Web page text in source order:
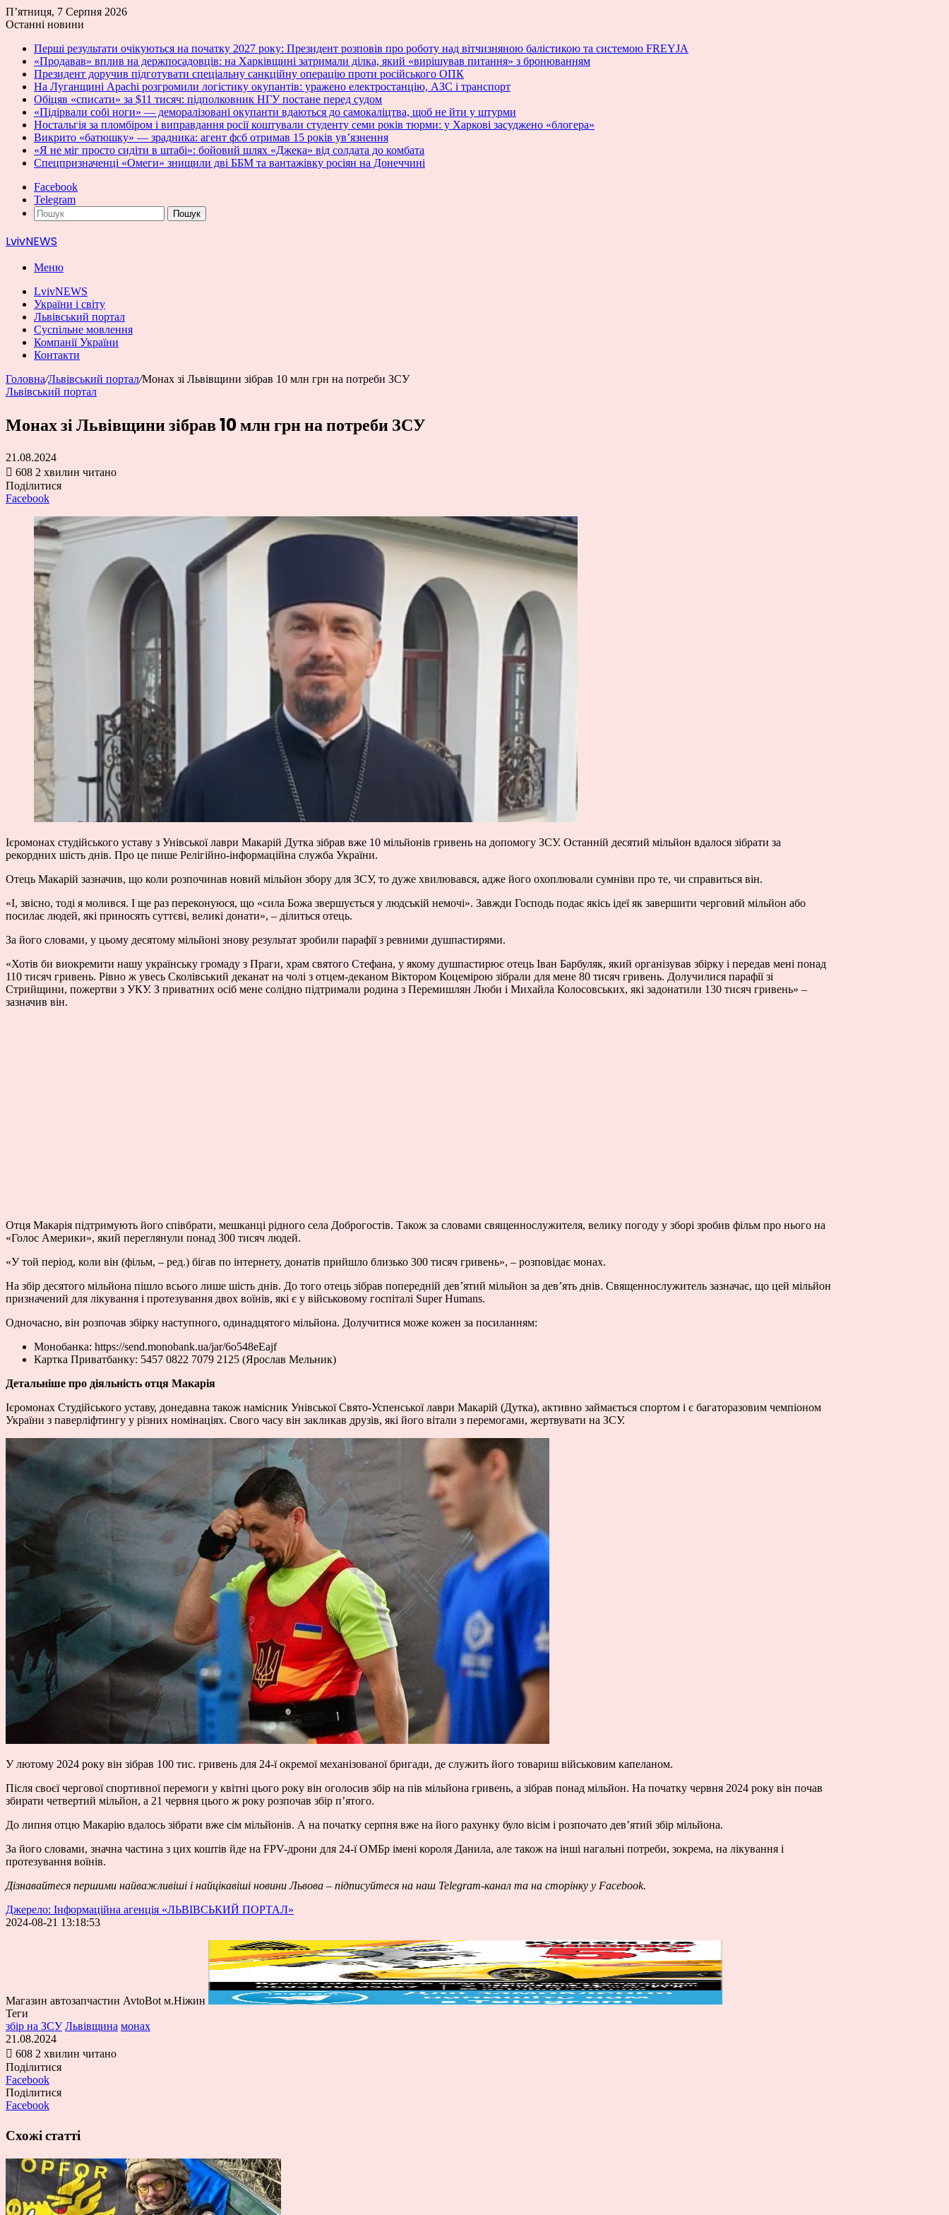
П’ятниця, 7 Серпня 2026
Останні новини
Перші результати очікуються на початку 2027 року: Президент розповів про роботу над вітчизняною балістикою та системою FREYJA
«Продавав» вплив на держпосадовців: на Харківщині затримали ділка, який «вирішував питання» з бронюванням
Президент доручив підготувати спеціальну санкційну операцію проти російського ОПК
На Луганщині Apachi розгромили логістику окупантів: уражено електростанцію, АЗС і транспорт
Обіцяв «списати» за $11 тисяч: підполковник НГУ постане перед судом
«Підірвали собі ноги» — деморалізовані окупанти вдаються до самокаліцтва, щоб не йти у штурми
Ностальгія за пломбіром і виправдання росії коштували студенту семи років тюрми: у Харкові засуджено «блогера»
Викрито «батюшку» — зрадника: агент фсб отримав 15 років ув’язнення
«Я не міг просто сидіти в штабі»: бойовий шлях «Джека» від солдата до комбата
Спецпризначенці «Омеги» знищили дві ББМ та вантажівку росіян на Донеччині
Facebook
Telegram
Пошук
LvivNEWS
Меню
LvivNEWS
України і світу
Львівський портал
Суспільне мовлення
Компанії України
Контакти
Головна/Львівський портал/Монах зі Львівщини зібрав 10 млн грн на потреби ЗСУ
Львівський портал
Монах зі Львівщини зібрав 10 млн грн на потреби ЗСУ
21.08.2024
608 2 хвилин читано
Поділитися
Facebook
Ієромонах студійського уставу з Унівської лаври Макарій Дутка зібрав вже 10 мільйонів гривень на допомогу ЗСУ. Останній десятий мільйон вдалося зібрати за
рекордних шість днів. Про це пише Релігійно-інформаційна служба України.
Отець Макарій зазначив, що коли розпочинав новий мільйон збору для ЗСУ, то дуже хвилювався, адже його охоплювали сумніви про те, чи справиться він.
«І, звісно, тоді я молився. І ще раз переконуюся, що «сила Божа звершується у людській немочі». Завжди Господь подає якісь ідеї як завершити черговий мільйон або
посилає людей, які приносять суттєві, великі донати», – ділиться отець.
За його словами, у цьому десятому мільйоні знову результат зробили парафії з ревними душпастирями.
«Хотів би виокремити нашу українську громаду з Праги, храм святого Стефана, у якому душпастирює отець Іван Барбуляк, який організував збірку і передав мені понад
110 тисяч гривень. Рівно ж увесь Сколівський деканат на чолі з отцем-деканом Віктором Коцемірою зібрали для мене 80 тисяч гривень. Долучилися парафії зі
Стрийщини, пожертви з УКУ. З приватних осіб мене солідно підтримали родина з Перемишлян Люби і Михайла Колосовських, які задонатили 130 тисяч гривень» –
зазначив він.
Отця Макарія підтримують його співбрати, мешканці рідного села Доброгостів. Також за словами священнослужителя, велику погоду у зборі зробив фільм про нього на
«Голос Америки», який переглянули понад 300 тисяч людей.
«У той період, коли він (фільм, – ред.) бігав по інтернету, донатів прийшло близько 300 тисяч гривень», – розповідає монах.
На збір десятого мільйона пішло всього лише шість днів. До того отець зібрав попередній дев’ятий мільйон за дев’ять днів. Священнослужитель зазначає, що цей мільйон
призначений для лікування і протезування двох воїнів, які є у військовому госпіталі Super Humans.
Одночасно, він розпочав збірку наступного, одинадцятого мільйона. Долучитися може кожен за посиланням:
Монобанка: https://send.monobank.ua/jar/6o548eEajf
Картка Приватбанку: 5457 0822 7079 2125 (Ярослав Мельник)
Детальніше про діяльність отця Макарія
Ієромонах Студійського уставу, донедавна також намісник Унівської Свято-Успенської лаври Макарій (Дутка), активно займається спортом і є багаторазовим чемпіоном
України з паверліфтингу у різних номінаціях. Свого часу він закликав друзів, які його вітали з перемогами, жертвувати на ЗСУ.
У лютому 2024 року він зібрав 100 тис. гривень для 24-ї окремої механізованої бригади, де служить його товариш військовим капеланом.
Після своєї чергової спортивної перемоги у квітні цього року він оголосив збір на пів мільйона гривень, а зібрав понад мільйон. На початку червня 2024 року він почав
збирати четвертий мільйон, а 21 червня цього ж року розпочав збір п’ятого.
До липня отцю Макарію вдалось зібрати вже сім мільйонів. А на початку серпня вже на його рахунку було вісім і розпочато дев’ятий збір мільйона.
За його словами, значна частина з цих коштів йде на FPV-дрони для 24-ї ОМБр імені короля Данила, але також на інші нагальні потреби, зокрема, на лікування і
протезування воїнів.
Дізнавайтеся першими найважливіші і найцікавіші новини Львова – підписуйтеся на наш Telegram-канал та на сторінку у Facebook.
Джерело: Інформаційна агенція «ЛЬВІВСЬКИЙ ПОРТАЛ»
2024-08-21 13:18:53
Магазин автозапчастин AvtoBot м.Ніжин
Теги
збір на ЗСУ Львівщина монах
21.08.2024
608 2 хвилин читано
Поділитися
Facebook
Поділитися
Facebook
Схожі статті